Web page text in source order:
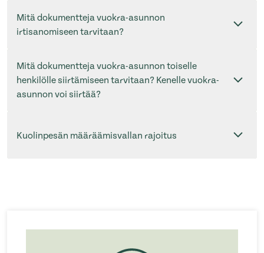
Mitä dokumentteja vuokra-asunnon
irtisanomiseen tarvitaan?
Mitä dokumentteja vuokra-asunnon toiselle
henkilölle siirtämiseen tarvitaan? Kenelle vuokra-
asunnon voi siirtää?
Kuolinpesän määräämisvallan rajoitus